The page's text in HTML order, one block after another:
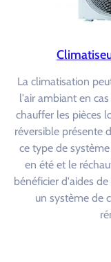
La climatisation
l'air ambiant en
chauffer les pièces
réversible présente
ce type de
en été et le
bénéficier d'aides
un système de